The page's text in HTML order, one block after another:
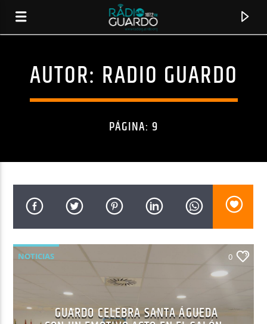
TÍTULO
ARTISTA
AUTOR: RADIO GUARDO
PÁGINA: 9
NOTICIAS 0
GUARDO CELEBRA SANTA ÁGUEDA